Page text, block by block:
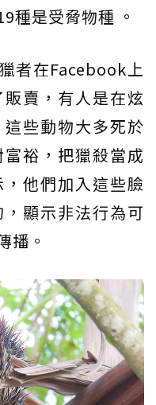
種是受脅物種 。
者在Facebook上
賣，有人是在炫
些動物大多死於
裕，把獵殺當成
，他們加入這些臉
顯示非法行為可
播。